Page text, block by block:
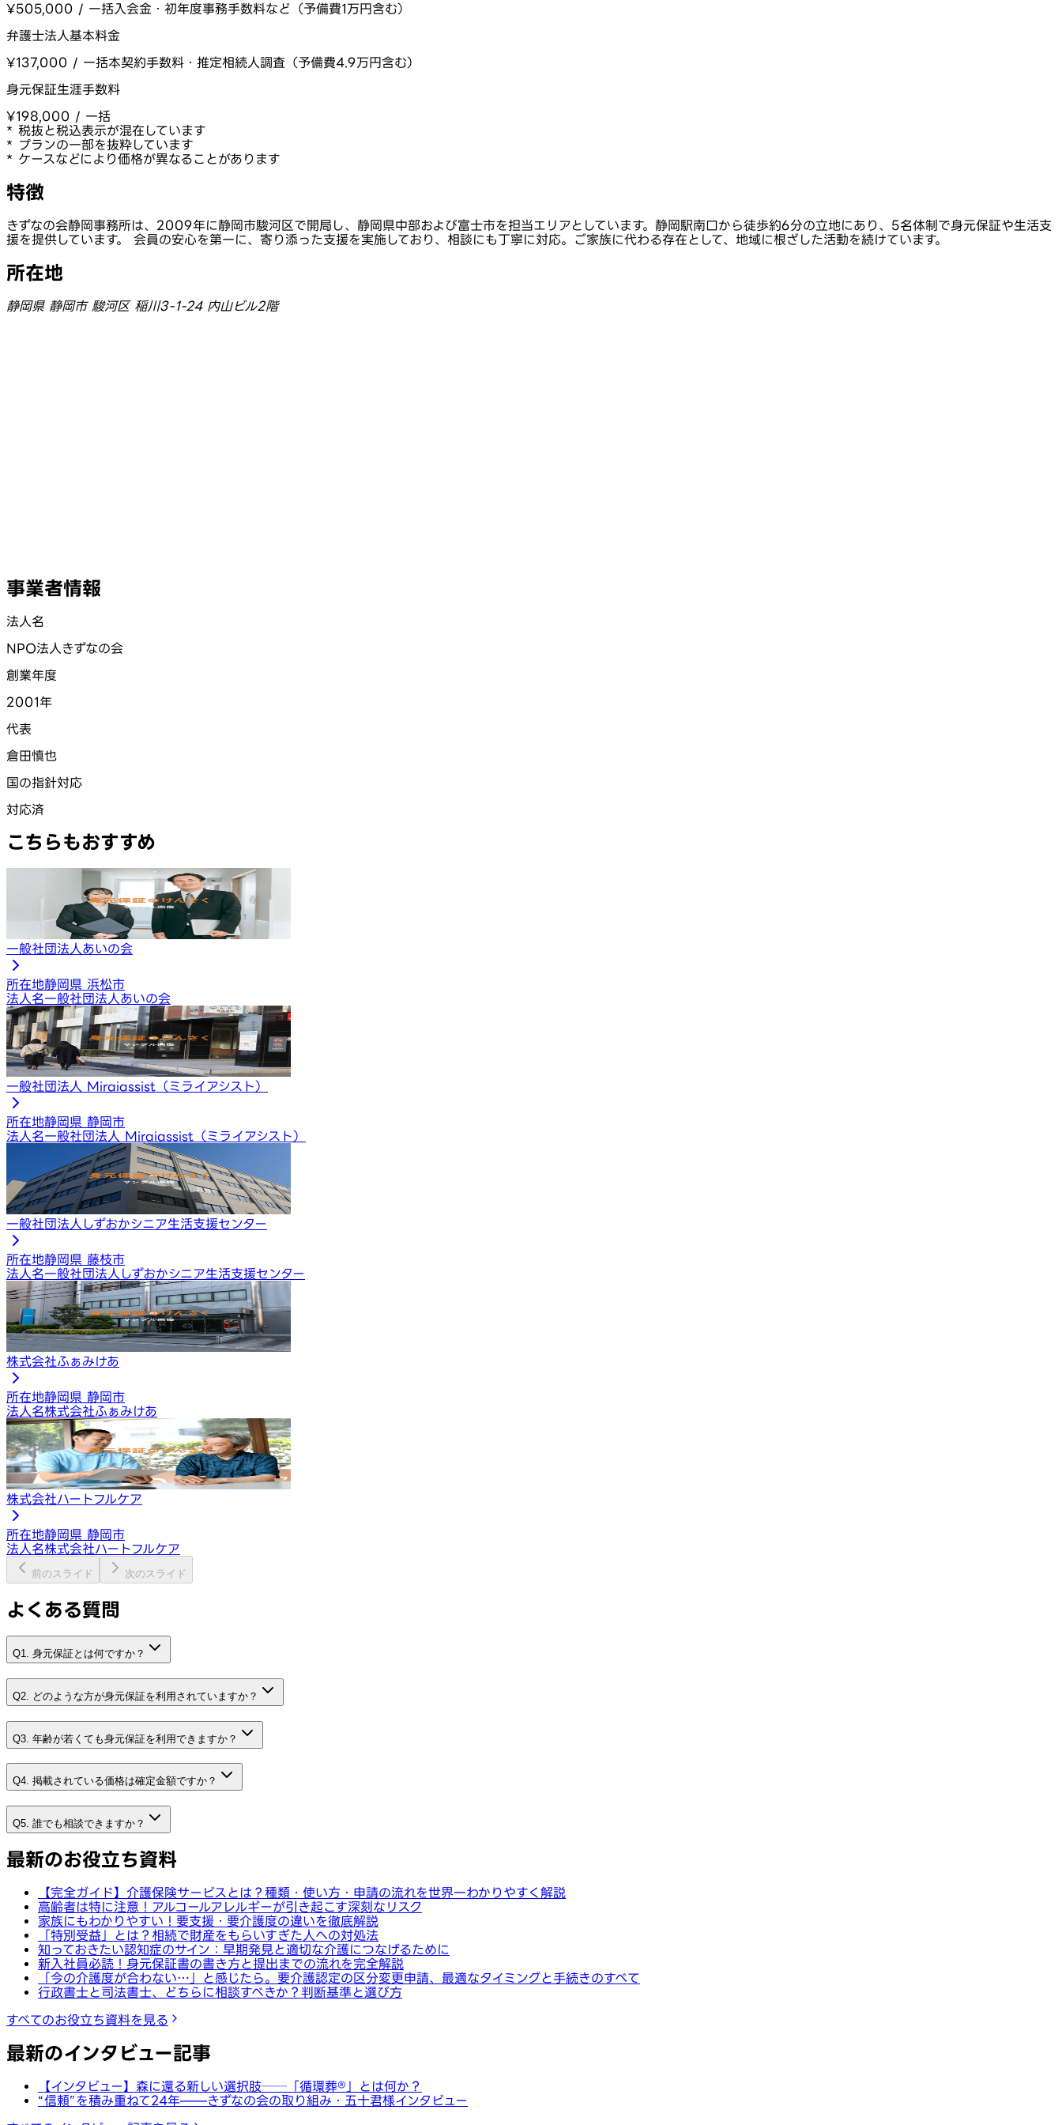
¥505,000 / 一括入会金・初年度事務手数料など（予備費1万円含む）
弁護士法人基本料金
¥137,000 / 一括本契約手数料・推定相続人調査（予備費4.9万円含む）
身元保証生涯手数料
¥198,000 / 一括
* 税抜と税込表示が混在しています
* プランの一部を抜粋しています
* ケースなどにより価格が異なることがあります
特徴
きずなの会静岡事務所は、2009年に静岡市駿河区で開局し、静岡県中部および富士市を担当エリアとしています。静岡駅南口から徒歩約6分の立地にあり、5名体制で身元保証や生活支
援を提供しています。 会員の安心を第一に、寄り添った支援を実施しており、相談にも丁寧に対応。ご家族に代わる存在として、地域に根ざした活動を続けています。
所在地
静岡県 静岡市 駿河区 稲川3-1-24 内山ビル2階
事業者情報
法人名
NPO法人きずなの会
創業年度
2001年
代表
倉田慎也
国の指針対応
対応済
こちらもおすすめ
一般社団法人あいの会
所在地静岡県 浜松市
法人名一般社団法人あいの会
一般社団法人 Miraiassist（ミライアシスト）
所在地静岡県 静岡市
法人名一般社団法人 Miraiassist（ミライアシスト）
一般社団法人しずおかシニア生活支援センター
所在地静岡県 藤枝市
法人名一般社団法人しずおかシニア生活支援センター
株式会社ふぁみけあ
所在地静岡県 静岡市
法人名株式会社ふぁみけあ
株式会社ハートフルケア
所在地静岡県 静岡市
法人名株式会社ハートフルケア
前のスライド 次のスライド
よくある質問
Q1. 身元保証とは何ですか？
Q2. どのような方が身元保証を利用されていますか？
Q3. 年齢が若くても身元保証を利用できますか？
Q4. 掲載されている価格は確定金額ですか？
Q5. 誰でも相談できますか？
最新のお役立ち資料
【完全ガイド】介護保険サービスとは？種類・使い方・申請の流れを世界一わかりやすく解説
高齢者は特に注意！アルコールアレルギーが引き起こす深刻なリスク
家族にもわかりやすい！要支援・要介護度の違いを徹底解説
「特別受益」とは？相続で財産をもらいすぎた人への対処法
知っておきたい認知症のサイン：早期発見と適切な介護につなげるために
新入社員必読！身元保証書の書き方と提出までの流れを完全解説
「今の介護度が合わない…」と感じたら。要介護認定の区分変更申請、最適なタイミングと手続きのすべて
行政書士と司法書士、どちらに相談すべきか？判断基準と選び方
すべてのお役立ち資料を見る
最新のインタビュー記事
【インタビュー】森に還る新しい選択肢──「循環葬®︎」とは何か？
“信頼”を積み重ねて24年——きずなの会の取り組み・五十君様インタビュー